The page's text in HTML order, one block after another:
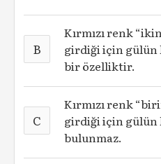
B
Kırmızı renk
girdiği için gülün
bir özelliktir.
C
Kırmızı renk
girdiği için gülün
bulunmaz.